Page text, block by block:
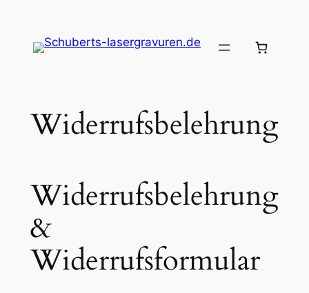
springen
Widerrufsbelehrung
Widerrufsbelehrung
&
Widerrufsformular